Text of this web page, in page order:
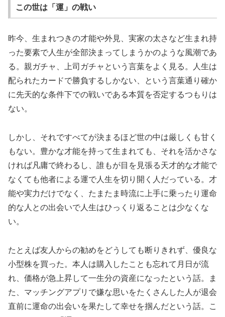
この世は「運」の戦い
昨今、生まれつきの才能や外見、実家の太さなど生まれ持
った要素で人生が全部決まってしまうかのような風潮であ
る。親ガチャ、上司ガチャという言葉をよく見る。人生は
配られたカードで勝負するしかない、という言葉通り確か
に先天的な条件下での戦いである本質を否定するつもりは
ない。
しかし、それですべてが決まるほど世の中は厳しくも甘く
もない。豊かな才能を持って生まれても、それを活かさな
ければ凡庸で終わるし、誰もが目を見張る天才的な才能で
なくても他者による運で人生を切り開く人だっている。才
能や実力だけでなく、たまたま時流に上手に乗ったり運命
的な人との出会いで人生はひっくり返ることは少なくな
い。
たとえば友人からの勧めをどうしても断りきれず、優良な
小型株を買った。本人は購入したことも忘れて月日が流
れ、価格が急上昇して一生分の資産になったという話。ま
た、マッチングアプリで嫌な思いをたくさんした人が退会
直前に運命の出会いを果たして幸せを掴んだという話。こ